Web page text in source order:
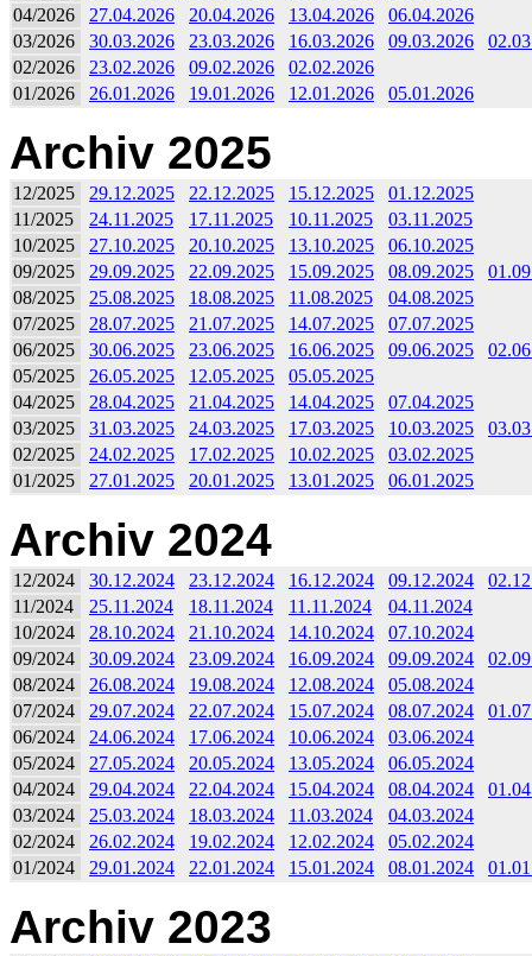
04/2026
27.04.2026 20.04.2026 13.04.2026
06.04.2026
03/2026
30.03.2026 23.03.2026 16.03.2026 09.03.2026
02/2026
23.02.2026 09.02.2026
02.02.2026
01/2026
26.01.2026 19.01.2026 12.01.2026 05.01.2026
Archiv 2025
12/2025 29.12.2025 22.12.2025 15.12.2025
01.12.2025
11/2025
24.11.2025 17.11.2025 10.11.2025
03.11.2025
10/2025
27.10.2025 20.10.2025 13.10.2025
06.10.2025
09/2025
29.09.2025 22.09.2025 15.09.2025 08.09.2025
08/2025
25.08.2025 18.08.2025 11.08.2025
04.08.2025
07/2025
28.07.2025 21.07.2025 14.07.2025
07.07.2025
06/2025
30.06.2025 23.06.2025 16.06.2025 09.06.2025
05/2025
26.05.2025 12.05.2025
05.05.2025
04/2025
28.04.2025 21.04.2025 14.04.2025
07.04.2025
03/2025
31.03.2025 24.03.2025 17.03.2025 10.03.2025
02/2025
24.02.2025 17.02.2025 10.02.2025
03.02.2025
01/2025
27.01.2025 20.01.2025 13.01.2025 06.01.2025
Archiv 2024
12/2024 30.12.2024 23.12.2024 16.12.2024 09.12.2024
11/2024
25.11.2024 18.11.2024 11.11.2024
04.11.2024
10/2024
28.10.2024 21.10.2024 14.10.2024
07.10.2024
09/2024
30.09.2024 23.09.2024 16.09.2024 09.09.2024
08/2024
26.08.2024 19.08.2024 12.08.2024
05.08.2024
07/2024
29.07.2024 22.07.2024 15.07.2024 08.07.2024
06/2024
24.06.2024 17.06.2024 10.06.2024
03.06.2024
05/2024
27.05.2024 20.05.2024 13.05.2024
06.05.2024
04/2024
29.04.2024 22.04.2024 15.04.2024 08.04.2024
03/2024
25.03.2024 18.03.2024 11.03.2024
04.03.2024
02/2024
26.02.2024 19.02.2024 12.02.2024
05.02.2024
01/2024
29.01.2024 22.01.2024 15.01.2024 08.01.2024
Archiv 2023